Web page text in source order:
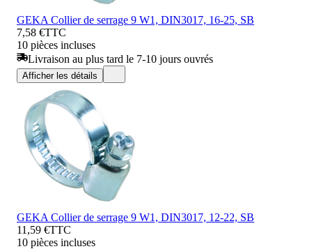
GEKA Collier de serrage 9 W1, DIN3017, 16-25, SB
7,58 €TTC
10 pièces incluses
Livraison au plus tard le 7-10 jours ouvrés
Afficher les détails
GEKA Collier de serrage 9 W1, DIN3017, 12-22, SB
11,59 €TTC
10 pièces incluses